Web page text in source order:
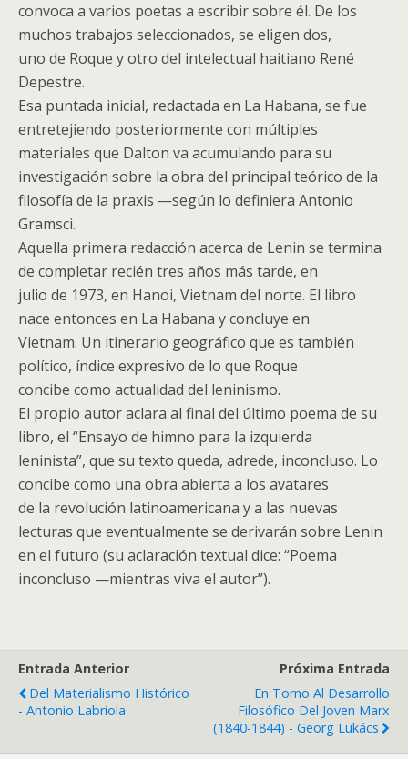
convoca a varios poetas a escribir sobre él. De los
muchos trabajos seleccionados, se eligen dos,
uno de Roque y otro del intelectual haitiano René
Depestre.
Esa puntada inicial, redactada en La Habana, se fue
entretejiendo posteriormente con múltiples
materiales que Dalton va acumulando para su
investigación sobre la obra del principal teórico de la
filosofía de la praxis —según lo definiera Antonio
Gramsci.
Aquella primera redacción acerca de Lenin se termina
de completar recién tres años más tarde, en
julio de 1973, en Hanoi, Vietnam del norte. El libro
nace entonces en La Habana y concluye en
Vietnam. Un itinerario geográfico que es también
político, índice expresivo de lo que Roque
concibe como actualidad del leninismo.
El propio autor aclara al final del último poema de su
libro, el “Ensayo de himno para la izquierda
leninista”, que su texto queda, adrede, inconcluso. Lo
concibe como una obra abierta a los avatares
de la revolución latinoamericana y a las nuevas
lecturas que eventualmente se derivarán sobre Lenin
en el futuro (su aclaración textual dice: “Poema
inconcluso —mientras viva el autor”).
Entrada Anterior
Del Materialismo Histórico
- Antonio Labriola
Próxima Entrada
En Torno Al Desarrollo
Filosófico Del Joven Marx
(1840-1844) - Georg Lukács